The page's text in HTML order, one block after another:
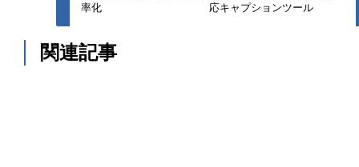
率化
応キャプションツール
関連記事